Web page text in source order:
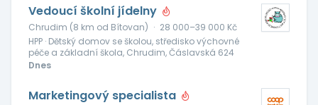
Vedoucí školní jídelny
Chrudim (8 km od Bítovan) · 28 000–39 000 Kč
HPP · Dětský domov se školou, středisko výchovné
péče a základní škola, Chrudim, Čáslavská 624
Dnes
Marketingový specialista